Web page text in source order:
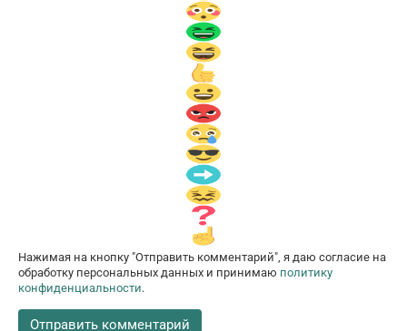
Нажимая на кнопку "Отправить комментарий", я даю согласие на
обработку персональных данных и принимаю политику
конфиденциальности.